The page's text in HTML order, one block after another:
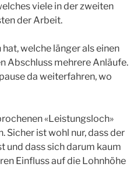
viele in der zweiten
der Arbeit.
welche länger als einen
Abschluss mehrere Anläufe.
da weiterfahren, wo
«Leistungsloch»
Sicher ist wohl nur, dass der
und dass sich darum kaum
Einfluss auf die Lohnhöhe